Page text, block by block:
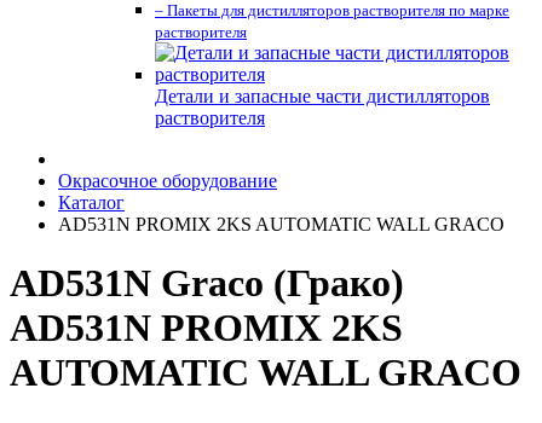
– Пакеты для дистилляторов растворителя по марке
растворителя
Детали и запасные части дистилляторов
растворителя
Окрасочное оборудование
Каталог
AD531N PROMIX 2KS AUTOMATIC WALL GRACO
AD531N Graco (Грако)
AD531N PROMIX 2KS
AUTOMATIC WALL GRACO